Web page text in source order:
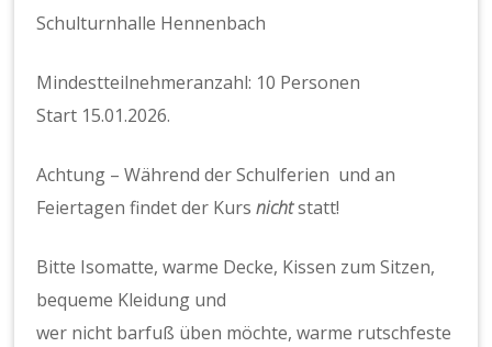
Schulturnhalle Hennenbach
Mindestteilnehmeranzahl: 10 Personen
Start 15.01.2026.
Achtung – Während der Schulferien und an
Feiertagen findet der Kursnichtstatt!
Bitte Isomatte, warme Decke, Kissen zum Sitzen,
bequeme Kleidung und
wer nicht barfuß üben möchte, warme rutschfeste